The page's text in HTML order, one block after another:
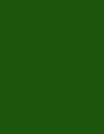
en LinkedInen Correo